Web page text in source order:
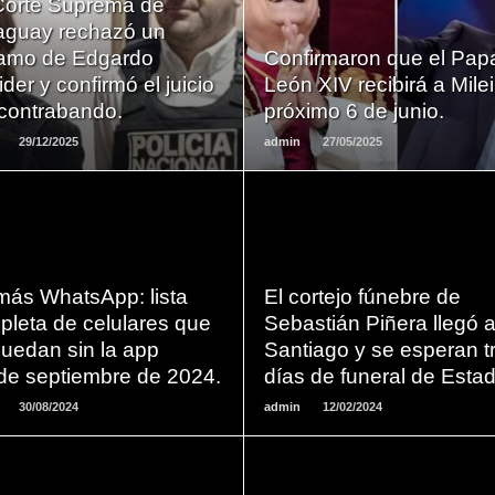
Suprema de
rechazó un
de Edgardo
y confirmó el juicio
29/12/2025
LEER
MAS
Confirmaron que el
León XIV recibirá a
próximo 6 de junio.
admin 27/05/2025
LEER
MAS
WhatsApp: lista
de celulares que
sin la app
septiembre de 2024.
30/08/2024
MAS
El cortejo fúnebre de
Sebastián Piñera llegó a
Santiago y se esperan
días de funeral de
admin 12/02/2024
MAS